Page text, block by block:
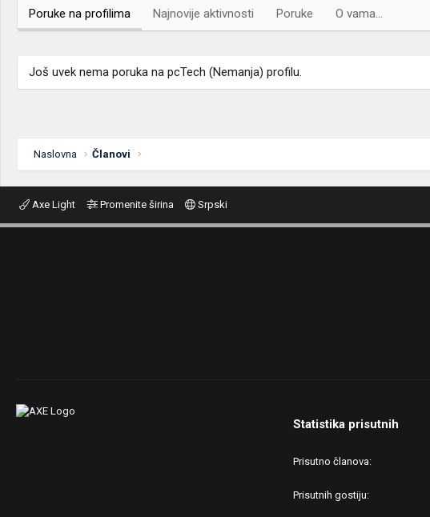
Poruke na profilima Najnovije aktivnosti Poruke O vama...
Još uvek nema poruka na pcTech (Nemanja) profilu.
Naslovna Članovi
Axe Light Promenite širina Srpski
Statistika prisutnih
Prisutno članova
Prisutnih gostiju